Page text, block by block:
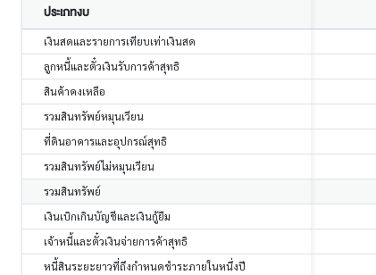
ประเภทงบ
เงินสดและรายการเทียบเท่าเงินสด
ลูกหนี้และตั๋วเงินรับการค้าสุทธิ
สินค้าคงเหลือ
รวมสินทรัพย์หมุนเวียน
ที่ดินอาคารและอุปกรณ์สุทธิ
รวมสินทรัพย์ไม่หมุนเวียน
รวมสินทรัพย์
เงินเบิกเกินบัญชีและเงินกู้ยืม
เจ้าหนี้และตั๋วเงินจ่ายการค้าสุทธิ
หนี้สินระยะยาวที่ถึงกำหนดชำระภายในหนึ่งปี